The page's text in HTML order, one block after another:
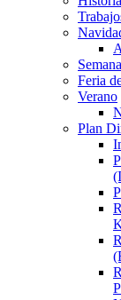
Feria
Verano
Plan